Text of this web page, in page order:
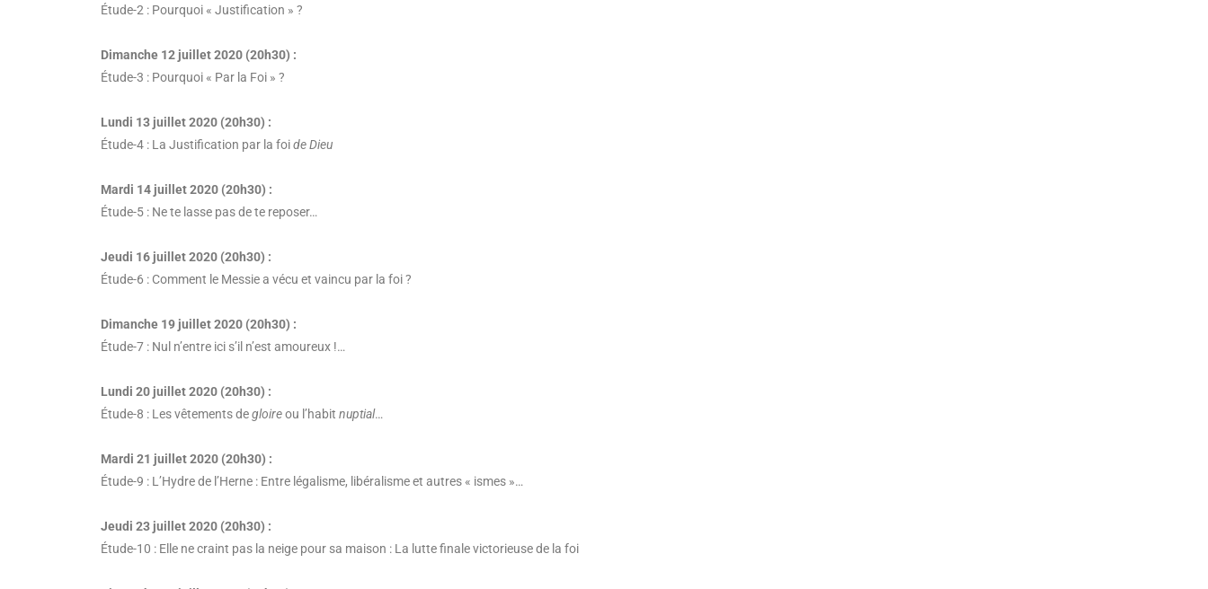
Étude-2 : Pourquoi « Justification » ?
Dimanche 12 juillet 2020 (20h30) :
Étude-3 : Pourquoi « Par la Foi » ?
Lundi 13 juillet 2020 (20h30) :
Étude-4 : La Justification par la foide Dieu
Mardi 14 juillet 2020 (20h30) :
Étude-5 : Ne te lasse pas de te reposer…
Jeudi 16 juillet 2020 (20h30) :
Étude-6 : Comment le Messie a vécu et vaincu par la foi ?
Dimanche 19 juillet 2020 (20h30) :
Étude-7 : Nul n’entre ici s’il n’est amoureux !…
Lundi 20 juillet 2020 (20h30) :
Étude-8 : Les vêtements degloireou l’habit nuptial…
Mardi 21 juillet 2020 (20h30) :
Étude-9 : L’Hydre de l’Herne : Entre légalisme, libéralisme et autres « ismes »…
Jeudi 23 juillet 2020 (20h30) :
Étude-10 : Elle ne craint pas la neige pour sa maison : La lutte finale victorieuse de la foi